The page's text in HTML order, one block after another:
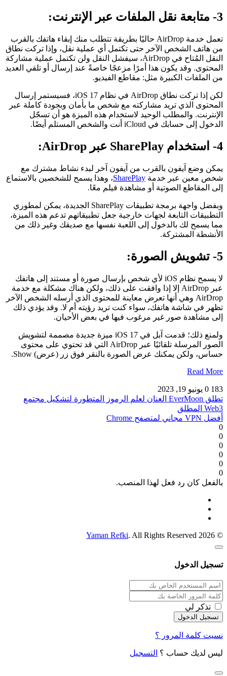
3- متابعة نقل الملفات عبر الإنترنت:
تعمل خدمة AirDrop حاليًا بطريقة تتطلب منك إبقاء هاتفك بالقرب
من هاتف الشخص الآخر حتى تكتمل أي عملية نقل، وإذا تركت نطاق
النقل المُتاح في AirDrop، سيفشل النقل ولن تكتمل عملية مشاركة
المحتوى. وقد يكون هذا أمرًا مزعجًا خاصةً عند إرسال أو تلقي العديد
من الملفات الكبيرة مثل: مقاطع الفيديو.
لكن إذا تركت نطاق AirDrop في نظام ‌iOS 17‌، فسيستمر إرسال
المحتوى الذي تريد مشاركته مع شخص ما بأمان وبجودة كاملة عبر
الإنترنت. والمطلب الوحيد لاستخدام هذه الميزة هو أن تسجّل
الدخول إلى حسابك في iCloud أنت والشخص المستلم أيضًا.
4- استخدام SharePlay عبر AirDrop:
يمكن وضع آيفون بالقرب من آيفون آخر لبدء نشاط مشترك مع
شخص معين عبر خدمة SharePlay، وهذا يسمح للشخصين بالاستماع
إلى المقاطع الصوتية أو مشاهدة فيلم معًا.
وبفضل واجهة برمجة تطبيقات SharePlay الجديدة، يمكن لمطوري
التطبيقات التابعة لجهات خارجية جعل تطبيقاتهم تدعم هذه الميزة،
مما يسمح لك بالدخول إلى اللعبة نفسها مع صديقك وغير ذلك من
الأنشطة المشتركة.
5- تشويش الصورة:
لا يسمح نظام iOS لأي شخص بإرسال صورة أو مستند إلى هاتفك
عبر AirDrop إلا إذا وافقت على ذلك، ولكن هناك مشكلة مع خدمة
AirDrop وهي أنها تعرض معاينة للمحتوى الذي أرسله الشخص الآخر
تظهر في شاشة هاتفك، سواء كنت تريد رؤيته أم لا. وقد يؤدي ذلك
إلى مشاهدة صور غير مرغوب فيها في بعض الأحيان.
ولمنع ذلك؛ قدمت آبل في ‌iOS 17‌ ميزة جديدة مصممة لتشويش
الصور المرسلة تلقائيًا عبر AirDrop التي قد تحتوي على محتوى
حساس، ولكن يمكنك عرض الصورة بالنقر فوق زر (عرض) Show.
Read More
183
0 يونيو 19, 2023
تطلق EverMoon العنان لعلم الرموز المتطورة لتشكيل مجتمع
Web3 المطلق
أفضل VPN مجاني لمتصفح Chrome
0
0
0
0
0
0
بالفعل كان رد فعل لهذا المنصب.
© 2026
Yaman Refki. All Rights Reserved
تسجيل الدخول
تذكر لي
نسيت كلمة المرور ؟
ليس لديك حساب ؟ التسجيل